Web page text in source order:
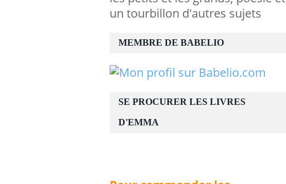
un tourbillon d'autres sujets
MEMBRE DE BABELIO
SE PROCURER LES LIVRES
D'EMMA